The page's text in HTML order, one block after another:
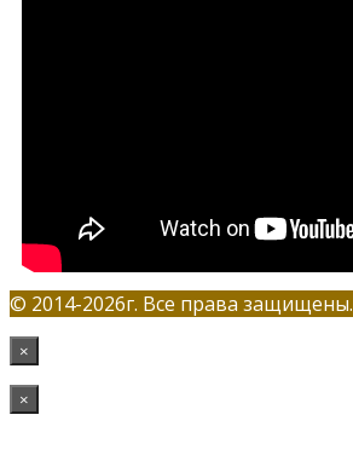
© 2014-2026г. Все права защищены.
×
×